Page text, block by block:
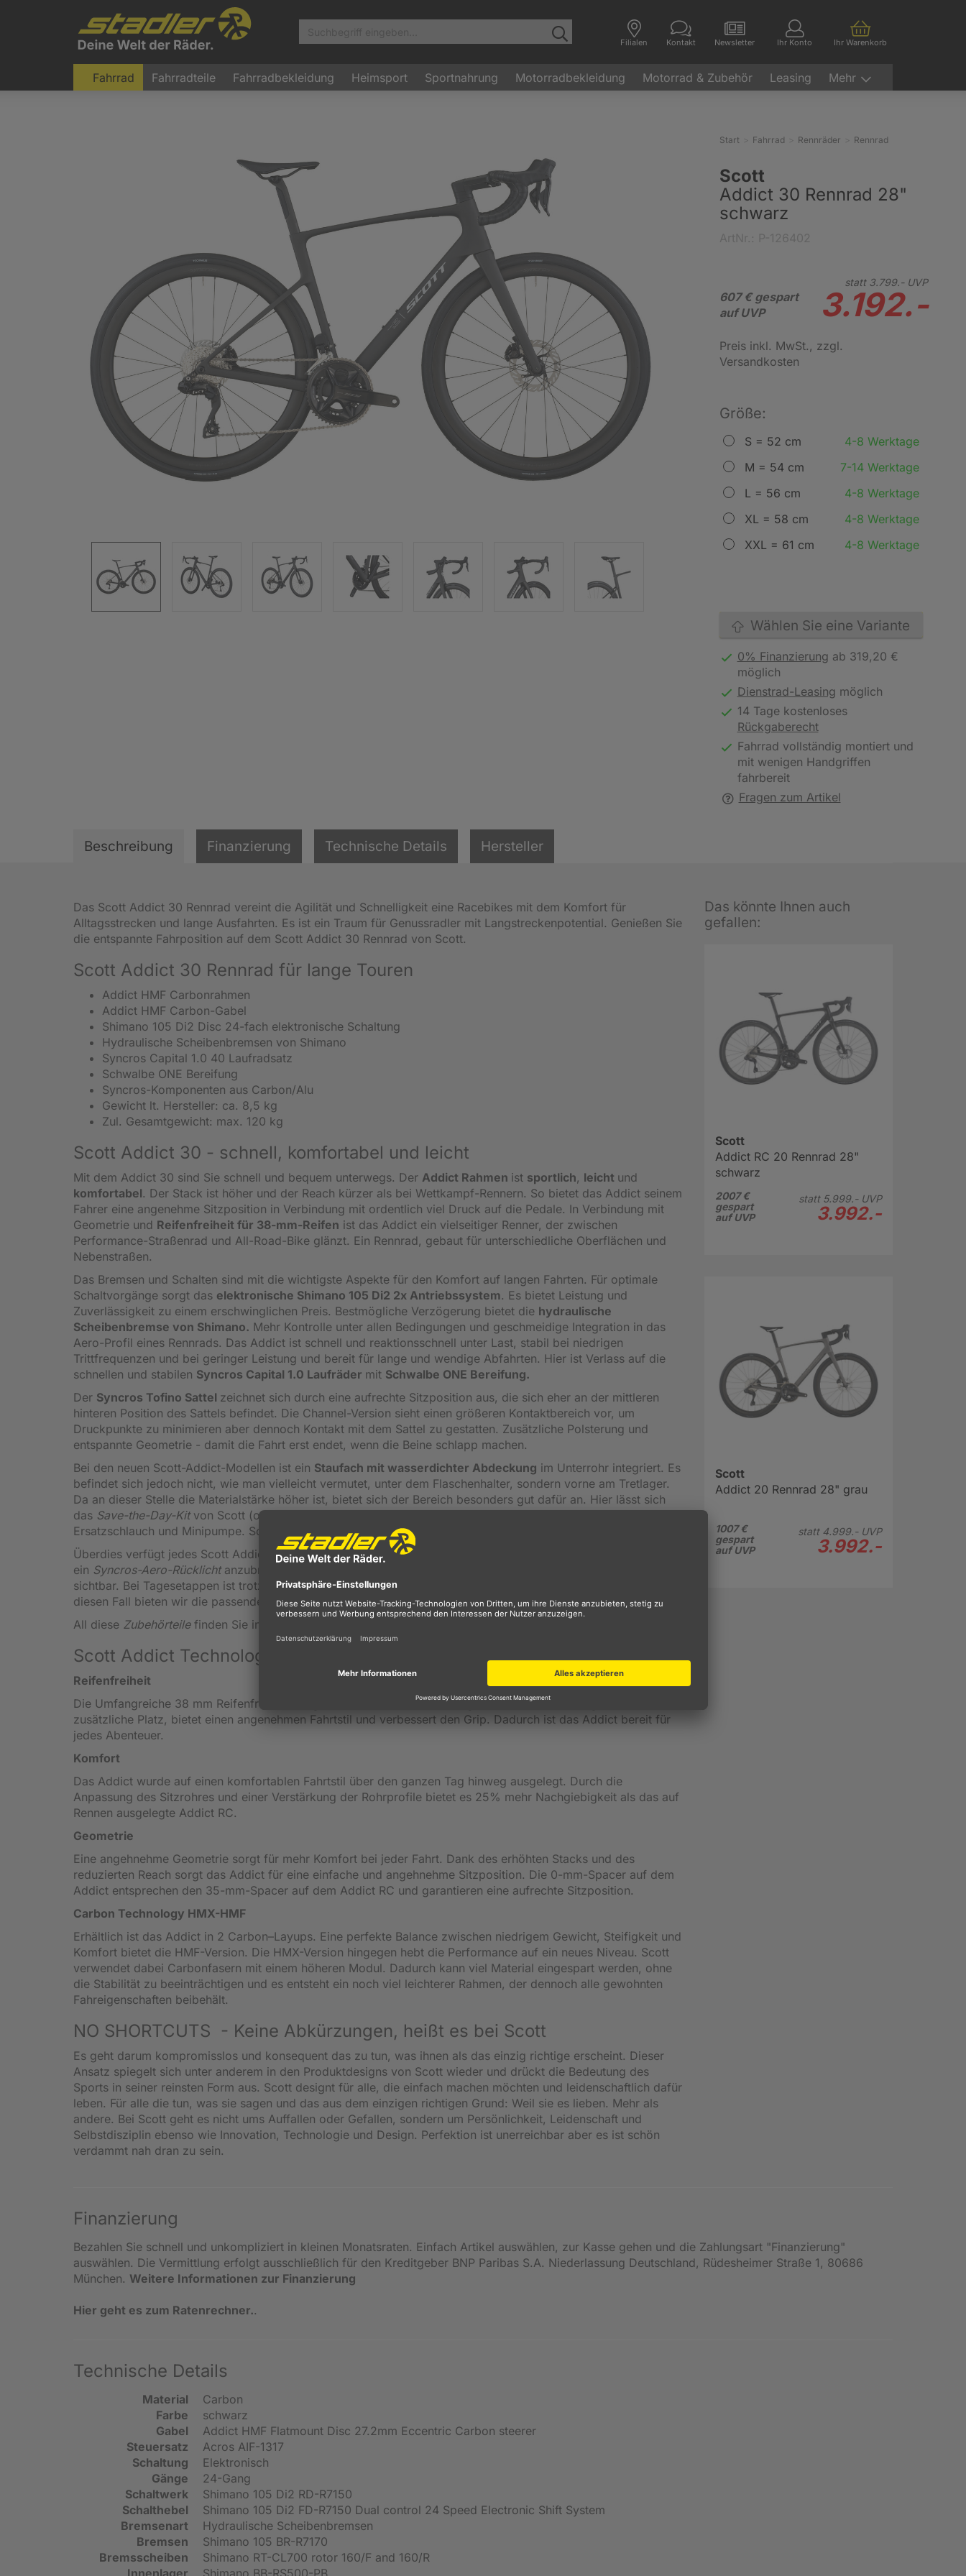
Filialen Kontakt Newsletter Ihr Konto Ihr Warenkorb
Fahrrad Fahrradteile Fahrradbekleidung Heimsport Sportnahrung Motorradbekleidung Motorrad & Zubehör Leasing Mehr
Start Fahrrad Rennräder Rennrad
Scott
Addict 30 Rennrad 28"
schwarz
607 € gespart
auf UVP
statt 3.799.-UVP
3.192.-
Preis inkl. MwSt., zzgl.
Versandkosten
Größe:
S = 52 cm
4-8 Werktage
M = 54 cm
7-14 Werktage
L = 56 cm
4-8 Werktage
XL = 58 cm
4-8 Werktage
XXL = 61 cm
4-8 Werktage
Wählen Sie eine Variante
0% Finanzierung ab 319,20 €
möglich
Dienstrad-Leasing möglich
14 Tage kostenloses
Rückgaberecht
Fahrrad vollständig montiert und
mit wenigen Handgriffen
fahrbereit
Fragen zum Artikel
Beschreibung Finanzierung Technische Details Hersteller
Das Scott Addict 30 Rennrad vereint die Agilität und Schnelligkeit eine Racebikes mit dem Komfort für
Alltagsstrecken und lange Ausfahrten. Es ist ein Traum für Genussradler mit Langstreckenpotential. Genießen Sie
die entspannte Fahrposition auf dem Scott Addict 30 Rennrad von Scott.
Scott Addict 30 Rennrad für lange Touren
Addict HMF Carbonrahmen
Addict HMF Carbon-Gabel
Shimano 105 Di2 Disc 24-fach elektronische Schaltung
Hydraulische Scheibenbremsen von Shimano
Syncros Capital 1.0 40 Laufradsatz
Schwalbe ONE Bereifung
Syncros-Komponenten aus Carbon/Alu
Gewicht lt. Hersteller: ca. 8,5 kg
Zul. Gesamtgewicht: max. 120 kg
Scott Addict 30 - schnell, komfortabel und leicht
Mit dem Addict 30 sind Sie schnell und bequem unterwegs. Der Addict Rahmen ist sportlich, leicht und
komfortabel. Der Stack ist höher und der Reach kürzer als bei Wettkampf-Rennern. So bietet das Addict seinem
Fahrer eine angenehme Sitzposition in Verbindung mit ordentlich viel Druck auf die Pedale. In Verbindung mit
Geometrie und Reifenfreiheit für 38-mm-Reifen ist das Addict ein vielseitiger Renner, der zwischen
Performance-Straßenrad und All-Road-Bike glänzt. Ein Rennrad, gebaut für unterschiedliche Oberflächen und
Nebenstraßen.
Das Bremsen und Schalten sind mit die wichtigste Aspekte für den Komfort auf langen Fahrten. Für optimale
Schaltvorgänge sorgt das elektronische Shimano 105 Di2 2x Antriebssystem. Es bietet Leistung und
Zuverlässigkeit zu einem erschwinglichen Preis. Bestmögliche Verzögerung bietet die hydraulische
Scheibenbremse von Shimano. Mehr Kontrolle unter allen Bedingungen und geschmeidige Integration in das
Aero-Profil eines Rennrads. Das Addict ist schnell und reaktionsschnell unter Last, stabil bei niedrigen
Trittfrequenzen und bei geringer Leistung und bereit für lange und wendige Abfahrten. Hier ist Verlass auf die
schnellen und stabilen Syncros Capital 1.0 Laufräder mit Schwalbe ONE Bereifung.
Der Syncros Tofino Sattel zeichnet sich durch eine aufrechte Sitzposition aus, die sich eher an der mittleren
hinteren Position des Sattels befindet. Die Channel-Version sieht einen größeren Kontaktbereich vor, um
Druckpunkte zu minimieren aber dennoch Kontakt mit dem Sattel zu gestatten. Zusätzliche Polsterung und
entspannte Geometrie - damit die Fahrt erst endet, wenn die Beine schlapp machen.
Bei den neuen Scott-Addict-Modellen ist ein Staufach mit wasserdichter Abdeckung im Unterrohr integriert. Es
befindet sich jedoch nicht, wie man vielleicht vermutet, unter dem Flaschenhalter, sondern vorne am Tretlager.
Da an dieser Stelle die Materialstärke höher ist, bietet sich der Bereich besonders gut dafür an. Hier lässt sich
das Save-the-Day-Kit von Scott (optional erhältlich) verstauen. Es enthält unter anderem Reifenheber,
Ersatzschlauch und Minipumpe. So bleibt Ihnen mehr Platz in der Trikottasche für weitere wichtige Utensilien.
Überdies verfügt jedes Scott Addict an der Sattelstütze über eine Abdeckung, die sich entfernen lässt, um dort
ein Syncros-Aero-Rücklicht anzubringen. Damit sind Sie zu jeder Tages- und Nachtzeit im Straßenverkehr gut
sichtbar. Bei Tagesetappen ist trotz Staufach und 3-fach-Rückentasche oftmals der Platz noch immer knapp. Für
diesen Fall bieten wir die passenden
Rahmentaschenvon Syncros in den Größen S, M und L an.
All diese Zubehörteile finden Sie in der Kategorie "Fahrradteile".
Scott Addict Technologien
Reifenfreiheit
Die Umfangreiche 38 mm Reifenfreiheit bringt das Scott Addict auf eine ganz neue Ebene. Der große
zusätzliche Platz, bietet einen angenehmen Fahrtstil und verbessert den Grip. Dadurch ist das Addict bereit für
jedes Abenteuer.
Komfort
Das Addict wurde auf einen komfortablen Fahrtstil über den ganzen Tag hinweg ausgelegt. Durch die
Anpassung des Sitzrohres und einer Verstärkung der Rohrprofile bietet es 25% mehr Nachgiebigkeit als das auf
Rennen ausgelegte Addict RC.
Geometrie
Eine angehnehme Geometrie sorgt für mehr Komfort bei jeder Fahrt. Dank des erhöhten Stacks und des
reduzierten Reach sorgt das Addict für eine einfache und angehnehme Sitzposition. Die 0-mm-Spacer auf dem
Addict entsprechen den 35-mm-Spacer auf dem Addict RC und garantieren eine aufrechte Sitzposition.
Carbon Technology HMX-HMF
Erhältlich ist das Addict in 2 Carbon–Layups. Eine perfekte Balance zwischen niedrigem Gewicht, Steifigkeit und
Komfort bietet die HMF-Version. Die HMX-Version hingegen hebt die Performance auf ein neues Niveau. Scott
verwendet dabei Carbonfasern mit einem höheren Modul. Dadurch kann viel Material eingespart werden, ohne
die Stabilität zu beeinträchtigen und es entsteht ein noch viel leichterer Rahmen, der dennoch alle gewohnten
Fahreigenschaften beibehält.
NO SHORTCUTS - Keine Abkürzungen, heißt es bei Scott
Es geht darum kompromisslos und konsequent das zu tun, was ihnen als das einzig richtige erscheint. Dieser
Ansatz spiegelt sich unter anderem in den Produktdesigns von Scott wieder und drückt die Bedeutung des
Sports in seiner reinsten Form aus. Scott designt für alle, die einfach machen möchten und leidenschaftlich dafür
leben. Für alle die tun, was sie sagen und das aus dem einzigen richtigen Grund: Weil sie es lieben. Mehr als
andere. Bei Scott geht es nicht ums Auffallen oder Gefallen, sondern um Persönlichkeit, Leidenschaft und
Selbstdisziplin ebenso wie Innovation, Technologie und Design. Perfektion ist unerreichbar aber es ist schön
verdammt nah dran zu sein.
Das könnte Ihnen auch
gefallen:
Scott
Addict RC 20 Rennrad 28"
schwarz
2007 €
gespart
auf UVP
statt 5.999.-UVP
3.992.-
Scott
Addict 20 Rennrad 28" grau
1007 €
gespart
auf UVP
statt 4.999.-UVP
3.992.-
Finanzierung
Bezahlen Sie schnell und unkompliziert in kleinen Monatsraten. Einfach Artikel auswählen, zur Kasse gehen und die Zahlungsart "Finanzierung"
auswählen. Die Vermittlung erfolgt ausschließlich für den Kreditgeber BNP Paribas S.A. Niederlassung Deutschland, Rüdesheimer Straße 1, 80686
München. Weitere Informationen zur Finanzierung
Hier geht es zum Ratenrechner..
Technische Details
Material
Carbon
Farbe
schwarz
Gabel
Addict HMF Flatmount Disc 27.2mm Eccentric Carbon steerer
Steuersatz
Acros AIF-1317
Schaltung
Elektronisch
Gänge
24-Gang
Schaltwerk
Shimano 105 Di2 RD-R7150
Schalthebel
Shimano 105 Di2 FD-R7150 Dual control 24 Speed Electronic Shift System
Bremsenart
Hydraulische Scheibenbremsen
Bremsen
Shimano 105 BR-R7170
Bremsscheiben
Shimano RT-CL700 rotor 160/F and 160/R
Innenlager
Shimano BB-RS500-PB